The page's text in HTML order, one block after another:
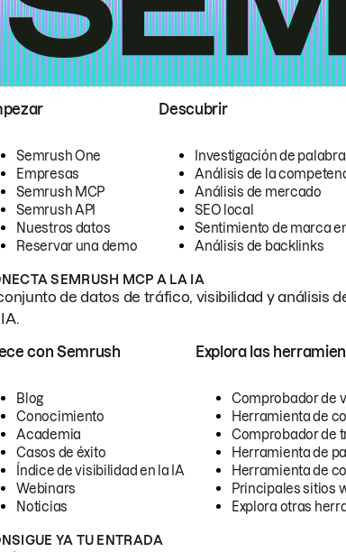
Semrush One
Empresas
Semrush MCP
Semrush API
Nuestros datos
Reservar una demo
Descubrir
Investigación de
Análisis de la
Análisis de mercado
SEO local
Sentimiento de marca
Análisis de backlinks
SEMRUSH MCP A LA IA
de datos de tráfico, visibilidad y análisis
con Semrush
Blog
Conocimiento
Academia
Casos de éxito
Índice de visibilidad en la IA
Webinars
Noticias
Explora las
Comprobador de
Herramienta de
Comprobador de
Herramienta de
Herramienta de
Principales sitios
Explora otras
YA TU ENTRADA